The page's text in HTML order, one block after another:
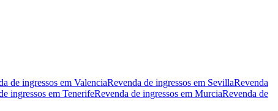
de ingressos em ValenciaRevenda de ingressos em SevillaRevenda
ingressos em TenerifeRevenda de ingressos em MurciaRevenda de